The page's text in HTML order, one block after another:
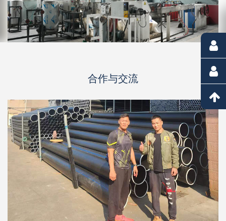
合作与交流